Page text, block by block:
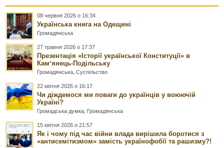
08 червня 2026 о 16:34
Українська книга на Одещині
Громадянська
27 травня 2026 о 17:37
Презентація «Історії української Конституції» в
Камʼянець-Подільську
Громадянська ,Суспільство
22 квітня 2026 о 16:17
Чи діждемося ми поваги до українців у воюючій
Україні?
Громадська думка Громадянська
15 квітня 2026 о 21:57
Як і чому під час війни влада вирішила боротися з
«антисемітизмом» замість українофобії та рашизму?!